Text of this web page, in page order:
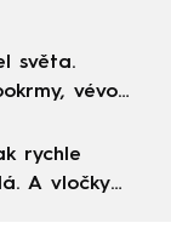
světa.
vévodí
rychle
A vločky